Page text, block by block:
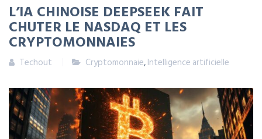
L’IA CHINOISE DEEPSEEK FAIT
CHUTER LE NASDAQ ET LES
CRYPTOMONNAIES
Techout Cryptomonnaie,Intelligence artificielle